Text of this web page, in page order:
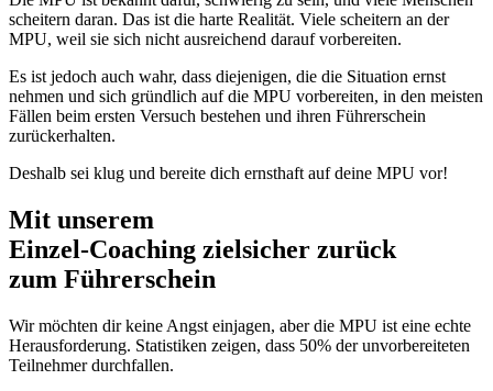
scheitern daran. Das ist die harte Realität. Viele scheitern an der
MPU, weil sie sich nicht ausreichend darauf vorbereiten.
Es ist jedoch auch wahr, dass diejenigen, die die Situation ernst
nehmen und sich gründlich auf die MPU vorbereiten, in den meisten
Fällen beim ersten Versuch bestehen und ihren Führerschein
zurückerhalten.
Deshalb sei klug und bereite dich ernsthaft auf deine MPU vor!
Mit unserem
Einzel-Coaching zielsicher zurück
zum Führerschein
Wir möchten dir keine Angst einjagen, aber die MPU ist eine echte
Herausforderung. Statistiken zeigen, dass 50% der unvorbereiteten
Teilnehmer durchfallen.